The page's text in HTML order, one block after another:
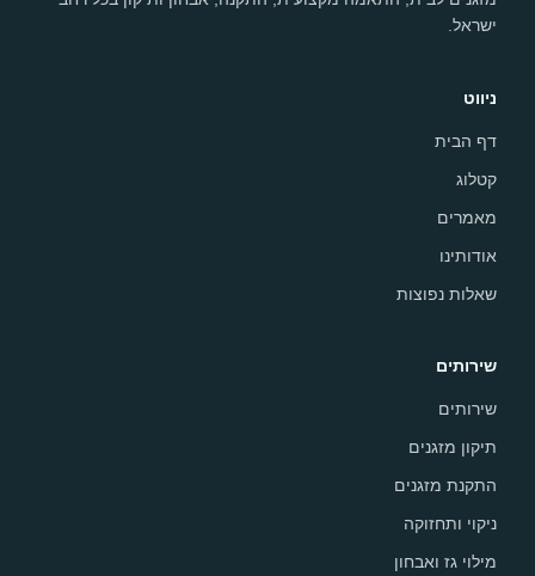
ישראל.
ניווט
דף הבית
קטלוג
מאמרים
אודותינו
שאלות נפוצות
שירותים
שירותים
תיקון מזגנים
התקנת מזגנים
ניקוי ותחזוקה
מילוי גז ואבחון